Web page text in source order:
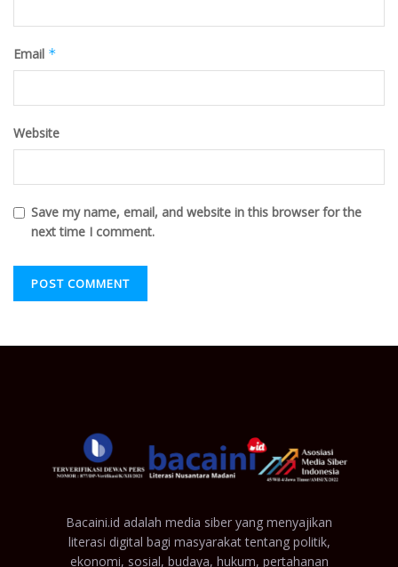
Email *
Website
Save my name, email, and website in this browser for the
next time I comment.
Bacaini.id adalah media siber yang menyajikan
literasi digital bagi masyarakat tentang politik,
ekonomi, sosial, budaya, hukum, pertahanan